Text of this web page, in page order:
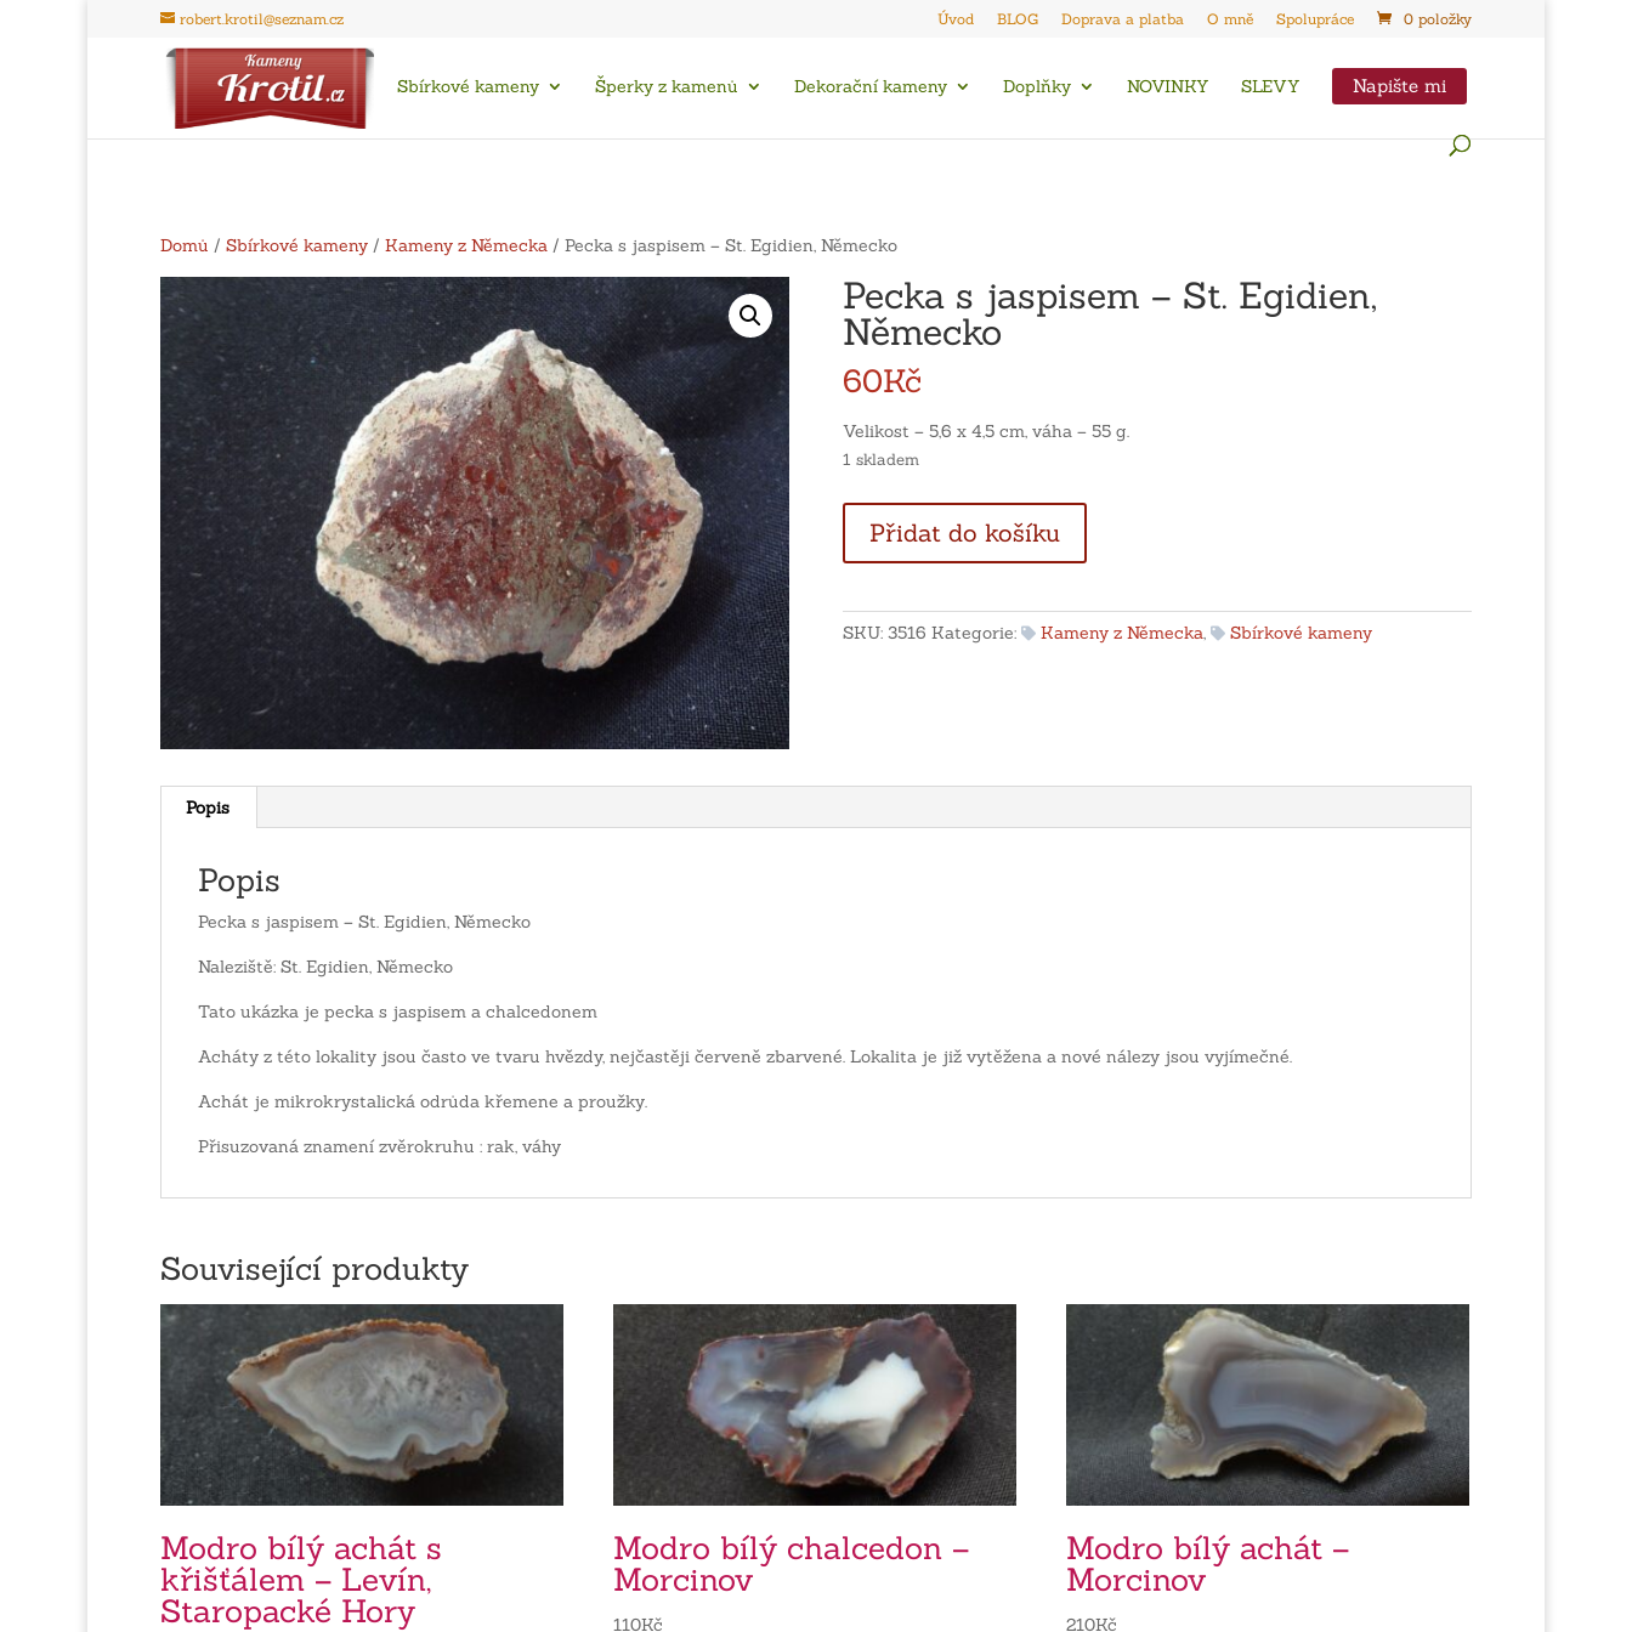
robert.krotil@seznam.cz Úvod BLOG Doprava a platba O mně Spolupráce 0 položky
Sbírkové kameny Šperky z kamenů Dekorační kameny Doplňky NOVINKY SLEVY Napište mi
Domů / Sbírkové kameny / Kameny z Německa / Pecka s jaspisem – St. Egidien, Německo
Pecka s jaspisem – St. Egidien,
Německo
60Kč
Velikost – 5,6 x 4,5 cm, váha – 55 g.
1 skladem
jaspisem
St.
Přidat do košíku
SKU: 3516 Kategorie: Kameny z Německa, Sbírkové kameny
Popis
Popis
Pecka s jaspisem – St. Egidien, Německo
Naleziště: St. Egidien, Německo
Tato ukázka je pecka s jaspisem a chalcedonem
Acháty z této lokality jsou často ve tvaru hvězdy, nejčastěji červeně zbarvené. Lokalita je již vytěžena a nové nálezy jsou vyjímečné.
Achát je mikrokrystalická odrůda křemene a proužky.
Přisuzovaná znamení zvěrokruhu : rak, váhy
Související produkty
Modro bílý achát s
křišťálem – Levín,
Staropacké Hory
Modro bílý chalcedon –
Morcinov
110Kč
Modro bílý achát –
Morcinov
210Kč